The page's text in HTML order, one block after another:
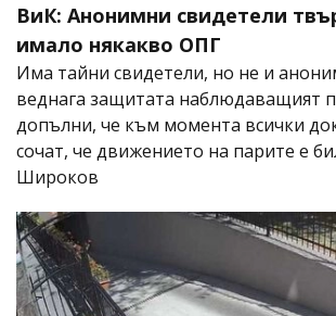
ВиК: Анонимни свидетели
имало някакво ОПГ
Има тайни свидетели, но не и
веднага защитата наблюдаващият
допълни, че към момента всички
сочат, че движението на парите е
Широков